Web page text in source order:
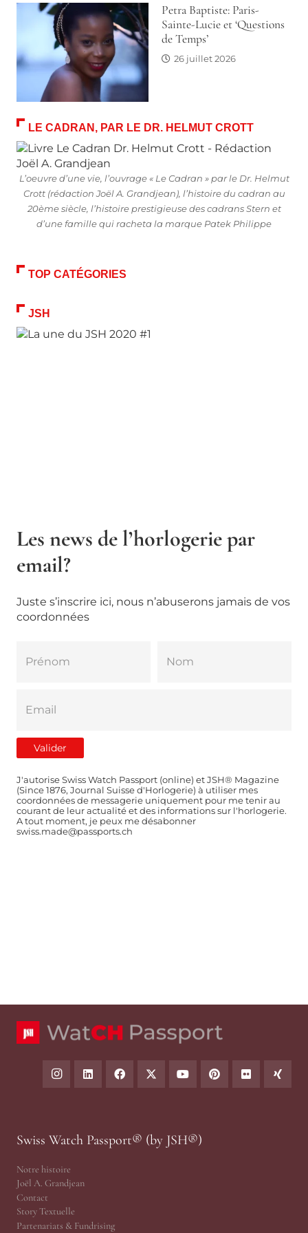
Petra Baptiste: Paris-
Sainte-Lucie et ‘Questions
de Temps’
26 juillet 2026
LE CADRAN, PAR LE DR. HELMUT CROTT
L’oeuvre d’une vie, l’ouvrage « Le Cadran » par le Dr. Helmut
Crott (rédaction Joël A. Grandjean), l’histoire du cadran au
20ème siècle, l’histoire prestigieuse des cadrans Stern et
d’une famille qui racheta la marque Patek Philippe
TOP CATÉGORIES
JSH
Les news de l’horlogerie par
email?
Juste s’inscrire ici, nous n’abuserons jamais de vos
coordonnées
J'autorise Swiss Watch Passport (online) et JSH® Magazine
(Since 1876, Journal Suisse d'Horlogerie) à utiliser mes
coordonnées de messagerie uniquement pour me tenir au
courant de leur actualité et des informations sur l'horlogerie.
A tout moment, je peux me désabonner
swiss.made@passports.ch
Swiss Watch Passport® (by JSH®)
Notre histoire
Joël A. Grandjean
Contact
Story Textuelle
Partenariats & Fundrising